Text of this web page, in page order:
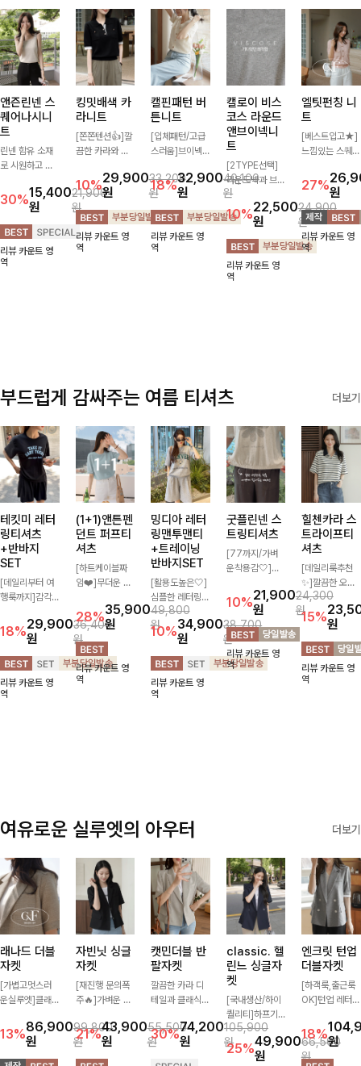
앤즌린넨 스
퀘어나시니
트
린넨 함유 소재
로 시원하고 쾌
좋은 나시 니트
🌿 깔끔한 스퀘
어넥 디자인이
쇄골 라인을 더
욱 여리하고 여
성스럽게 연출해
30%15,400
원
21,900
원
리뷰 카운트 영
역
킹밋배색 카
라니트
[쫀쫀텐션👍]깔
끔한 카라와 반
만나 하나만 입
어도 완성도 높
은 스타일링을
연출해드려요 부
담 없이 즐기기
좋은 데일리 니
10%29,900
원
33,200
원
리뷰 카운트 영
역
캘핀패턴 버
튼니트
[입체패턴/고급
스러움]브이넥
패턴이 어우러져
포인트 있게 즐
기기 좋은 가디
건 🤍 가볍게 걸
쳐주기만 해도
스타일리시한 무
18%32,900
원
40,100
원
리뷰 카운트 영
역
캘로이 비스
코스 라운드
앤브이넥니
트
[2TYPE선택]
라운드넥과 브이
넥 두 가지 디자
인으로 취향에
맞게 선택 가능
한 베이직 니트
🤍 깔끔한 실루
엣과 부드러운
착용감으로 단독
10%22,500
원
24,900
원
리뷰 카운트 영
역
엘팃펀칭 니
트
[베스트입고★]
느낌있는 스퀘어
으로 세련됨이
묻어나는 니트:)
시원쫀쫀함 가
득, 여성스러운
룩을 완성해봐요
♡
27%원
리뷰 카운트 영
역
부드럽게 감싸주는 여름 티셔츠 더보기
테킷미 레터
링티셔츠
+반바지
SET
[데일리부터 여
행룩까지]감각
셔츠와 플레어
핏 반바지가 함
께 구성된 세트
아이템으로, 편
안하면서도 캐주
얼한 꾸안꾸룩을
18%29,900
원
36,400
원
리뷰 카운트 영
역
(1+1)앤튼펜
던트 퍼프티
셔츠
[하트케이블짜
임❤️]무더운 여
낭만같은 티셔츠
소재감에서 주는
포인트와 금장으
로 고급스러움도
놓치지 말아요♥
28%35,900
원
49,800
원
리뷰 카운트 영
역
밍디아 레터
링맨투맨티
+트레이닝
반바지SET
[활용도높은🤍]
심플한 레터링
포인트의 반팔
티셔츠와 여유롭
게 떨어지는 반
바지 조합으로
꾸안꾸 무드 제
대로 살려주는
트레이닝 세트
10%34,900
원
38,700
원
리뷰 카운트 영
역
굿플린넨 스
트링티셔츠
[77까지/가벼
운착용감🤍]린
럴한 플라워 프
린팅이 포인트가
되어 하나만으로
도 감성 있는 스
타일을 완성해드
리는 티셔츠-🌼
10%21,900
원
24,300
원
리뷰 카운트 영
역
힐첸카라 스
트라이프티
셔츠
[데일리룩추천
✨]깔끔한 오픈
카라넥과 조화로
운 배색이 들어
간 스트라이프
패턴으로 단정하
고 캐주얼한 무
드를 선사하는
반팔 티셔츠에
15%원
리뷰 카운트 영
역
여유로운 실루엣의 아우터 더보기
래나드 더블
자켓
[가볍고멋스러
운실루엣]클래
하게 걸치기 좋
은 반팔 자켓-자
주 입게 될 깔끔
13%86,900
원
99,800
원
자빈닛 싱글
자켓
[재진행 문의폭
주🔥]가벼운 소
기만 해도 캐주
얼한 무드를 만
들어주며 반팔
21%43,900
원
55,500
원
캣민더블 반
팔자켓
깔끔한 카라 디
테일과 클래식한
인으로 세련된
무드를 완성한
30%74,200
원
105,900
원
classic. 헬
린느 싱글자
켓
[국내생산/하이
퀄리티]하프기
장의 부담스럽지
않은 기장으로
클래식이 주는
25%49,900
원
66,500
원
엔크릿 턴업
더블자켓
[하객룩,출근룩
OK]턴업 레터링
있게 완성된 썸
머 자켓, 더블버
튼 디자인으로
18%원